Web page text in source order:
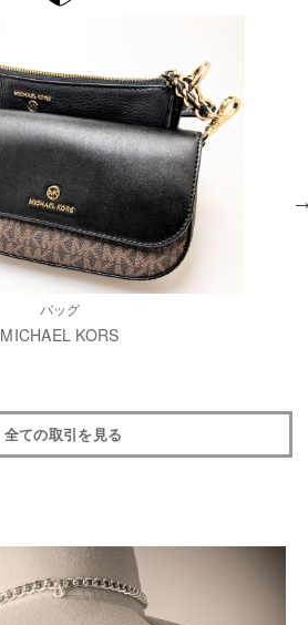
バッグ
MICHAEL KORS
全ての取引を見る